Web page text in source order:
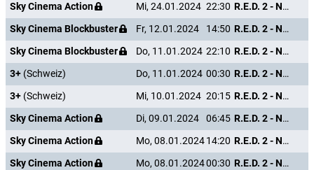
Sky Cinema Action
Mi, 24.01.2024 22:30
R.E.D. 2 - Noch Älter. Härter. Besser.
Sky Cinema Blockbuster
Fr, 12.01.2024 14:50
R.E.D. 2 - Noch Älter. Härter. Besser.
Sky Cinema Blockbuster
Do, 11.01.2024 22:10
R.E.D. 2 - Noch Älter. Härter. Besser.
3+ (Schweiz) Do, 11.01.2024 00:30
R.E.D. 2 - Noch Älter. Härter. Besser.
3+ (Schweiz) Mi, 10.01.2024 20:15
R.E.D. 2 - Noch Älter. Härter. Besser.
Sky Cinema Action
Di, 09.01.2024 06:45
R.E.D. 2 - Noch Älter. Härter. Besser.
Sky Cinema Action
Mo, 08.01.202414:20
R.E.D. 2 - Noch Älter. Härter. Besser.
Sky Cinema Action
Mo, 08.01.202400:30
R.E.D. 2 - Noch Älter. Härter. Besser.